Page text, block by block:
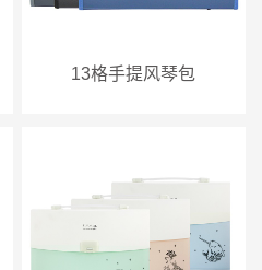
13格手提风琴包